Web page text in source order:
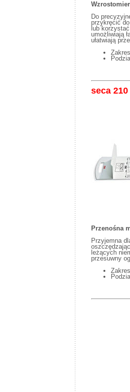
Do
przykręcić
lub
umożliwiają
ułatwiają
seca 210
Przenośna
Przyjemna
leżących
przesuwny